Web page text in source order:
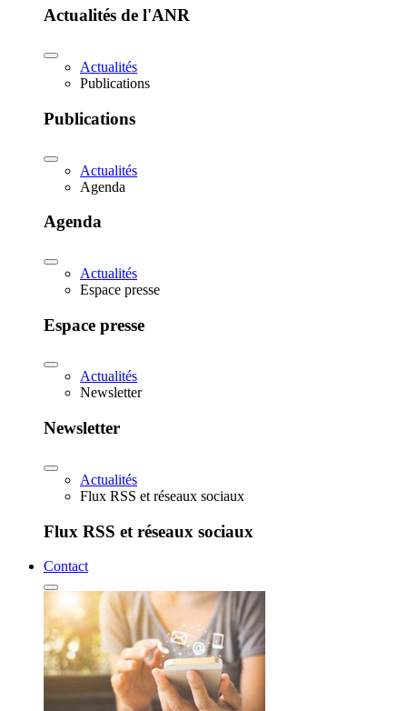
Actualités de l'ANR
Actualités
Publications
Publications
Actualités
Agenda
Agenda
Actualités
Espace presse
Espace presse
Actualités
Newsletter
Newsletter
Actualités
Flux RSS et réseaux sociaux
Flux RSS et réseaux sociaux
Contact